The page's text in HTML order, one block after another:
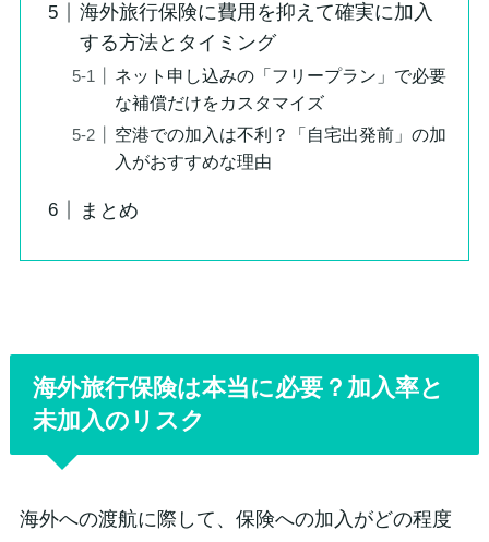
海外旅行保険に費用を抑えて確実に加入
する方法とタイミング
ネット申し込みの「フリープラン」で必要
な補償だけをカスタマイズ
空港での加入は不利？「自宅出発前」の加
入がおすすめな理由
まとめ
海外旅行保険は本当に必要？加入率と
未加入のリスク
海外への渡航に際して、保険への加入がどの程度